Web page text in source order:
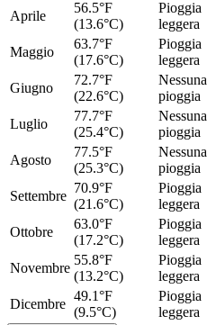
Aprile
56.5°F
(13.6°C)
Pioggia
leggera
Maggio
63.7°F
(17.6°C)
Pioggia
leggera
Giugno
72.7°F
(22.6°C)
Nessuna
pioggia
Luglio
77.7°F
(25.4°C)
Nessuna
pioggia
Agosto
77.5°F
(25.3°C)
Nessuna
pioggia
Settembre
70.9°F
(21.6°C)
Pioggia
leggera
Ottobre
63.0°F
(17.2°C)
Pioggia
leggera
Novembre
55.8°F
(13.2°C)
Pioggia
leggera
Dicembre
49.1°F
(9.5°C)
Pioggia
leggera